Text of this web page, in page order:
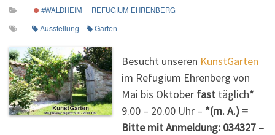
#WALDHEIM REFUGIUM EHRENBERG
Ausstellung Garten
Besucht unseren KunstGarten
im Refugium Ehrenberg von
Mai bis Oktober fast täglich*
9.00 – 20.00 Uhr – *(m. A.) =
Bitte mit Anmeldung: 034327 –